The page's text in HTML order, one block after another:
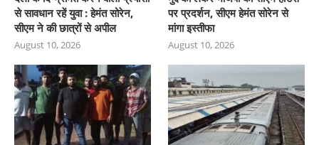
से सावधान रहें युवा : हेमंत सोरेन,
सीएम ने की छात्रों से अपील
August 10, 2026
पर प्रदर्शन, सीएम हेमंत सोरेन से
मांगा इस्तीफा
August 10, 2026